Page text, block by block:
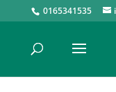
0165341535